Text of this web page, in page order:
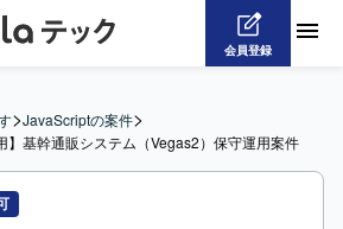
会員登録
>JavaScriptの案件>
】基幹通販システム（Vegas2）保守運用案件